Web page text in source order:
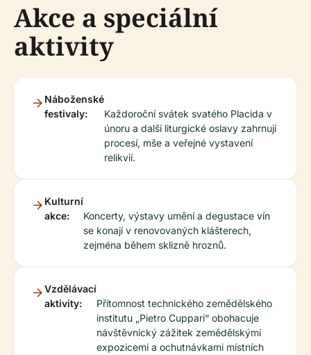
Akce a speciální
aktivity
Náboženské
festivaly:
Každoroční svátek svatého Placida v
únoru a další liturgické oslavy zahrnují
procesí, mše a veřejné vystavení
relikvií.
Kulturní
akce:
Koncerty, výstavy umění a degustace vín
se konají v renovovaných klášterech,
zejména během sklizně hroznů.
Vzdělávací
aktivity:
Přítomnost technického zemědělského
institutu „Pietro Cuppari“ obohacuje
návštěvnický zážitek zemědělskými
expozicemi a ochutnávkami místních